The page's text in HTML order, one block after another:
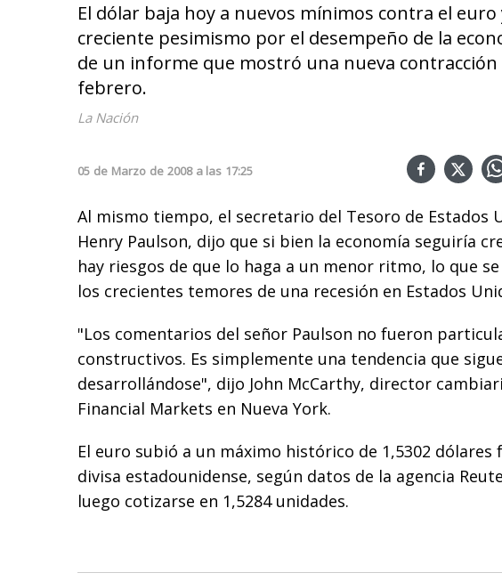
El dólar baja hoy a nuevos mínimos contra el
creciente pesimismo por el desempeño de la
de un informe que mostró una nueva
febrero.
La Nación
05 de Marzo de 2008 a las 17:25
Al mismo tiempo, el secretario del Tesoro de Estados
Henry Paulson, dijo que si bien la economía seguiría
hay riesgos de que lo haga a un menor ritmo, lo que
los crecientes temores de una recesión en Estados
"Los comentarios del señor Paulson no fueron
constructivos. Es simplemente una tendencia que
desarrollándose", dijo John McCarthy, director
Financial Markets en Nueva York.
El euro subió a un máximo histórico de 1,5302 dólares
divisa estadounidense, según datos de la agencia
luego cotizarse en 1,5284 unidades.